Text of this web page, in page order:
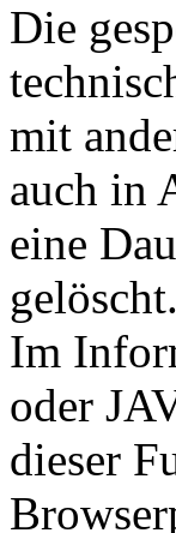
Die
mit
auch in
eine
gelöscht.
Im
oder
dieser